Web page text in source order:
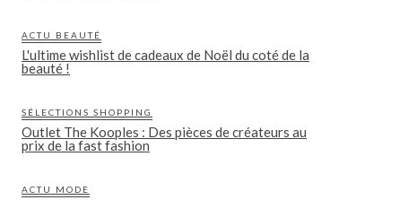
ACTU BEAUTÉ
L'ultime wishlist de cadeaux de Noël du coté de la
beauté !
SÉLECTIONS SHOPPING
Outlet The Kooples : Des pièces de créateurs au
prix de la fast fashion
ACTU MODE